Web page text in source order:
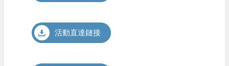
活動直達鏈接